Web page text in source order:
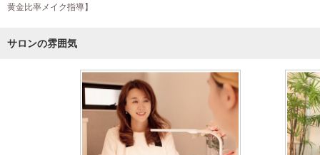
黄金比率メイク指導】
サロンの雰囲気